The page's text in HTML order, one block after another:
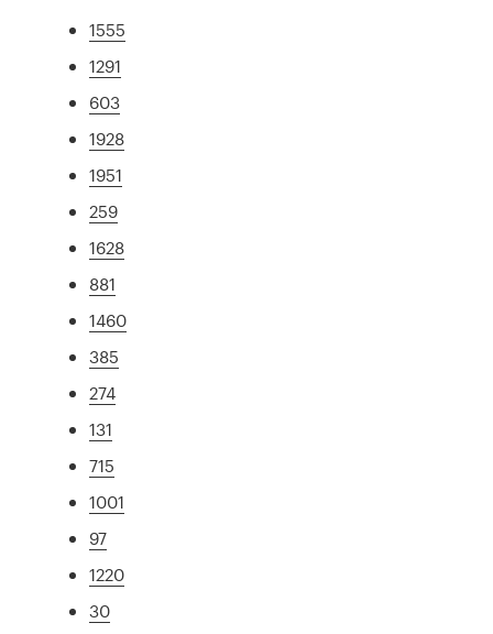
1555
1291
603
1928
1951
259
1628
881
1460
385
274
131
715
1001
97
1220
30